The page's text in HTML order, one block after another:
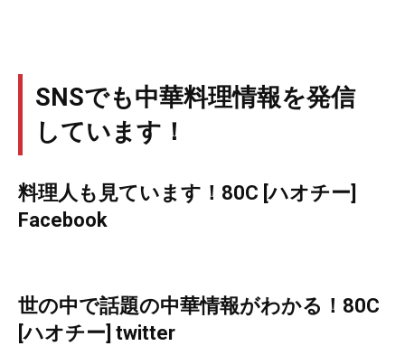
SNSでも中華料理情報を発信
しています！
料理人も見ています！80C [ハオチー]
Facebook
世の中で話題の中華情報がわかる！80C
[ハオチー] twitter